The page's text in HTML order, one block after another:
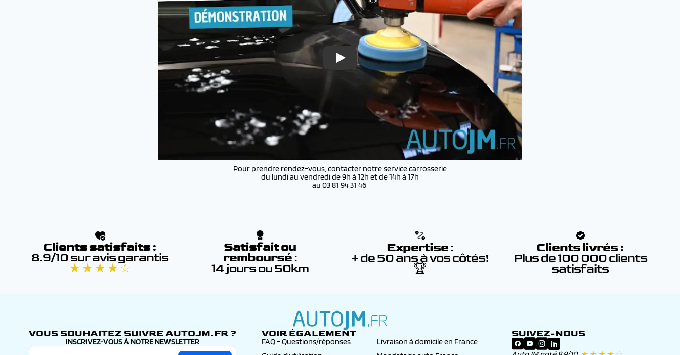
pare-brise et vitrages(pas de réparations d'éclats)
sous conditions (prestation non réalisée seule)
- Pose du traitement céramique pour maintenir l'éclat et la hautebrillance de la carrosserieet ainsi conserver un aspect extérieur neufà long terme
Si les réparations de carrosserie sont couvertes par votre assurance,
aucun frais n'est à avancerhormis la franchise (règlement à réception du véhicule en cas de
réparations de carrosserie réalisées sans assurance).
que dans un garage, les clients d'AutoJM bénéficient également d'une remise supplémentaire sur les prestations et la main-d'oeuvre.
rapidité d'éxécution, AutoJM vous garantit un service optimal avec en prime un bilan de sécurité établi pour toute réparation de
carrosserie touchant à des éléments de sécurité et un nettoyage extérieur avant remise du véhicule.
Traitement céramique
Pour prendre rendez-vous, contacter notre service carrosserie
du lundi au vendredi de 9h à 12h et de 14h à 17h
au 03 81 94 31 46
Clients satisfaits :
8.9/10 sur avis garantis
★ ★ ★ ★ ☆
Satisfait ou
remboursé :
14 jours ou 50km
Expertise :
+ de 50 ans à vos côtés!
🏆
Clients livrés :
Plus de 100 000 clients
satisfaits
autojm.fr
VOUS SOUHAITEZ SUIVRE AUTOJM.FR ?
INSCRIVEZ-VOUS À NOTRE NEWSLETTER
VOIR ÉGALEMENT
FAQ - Questions/réponses
Livraison à domicile en France
SUIVEZ-NOUS